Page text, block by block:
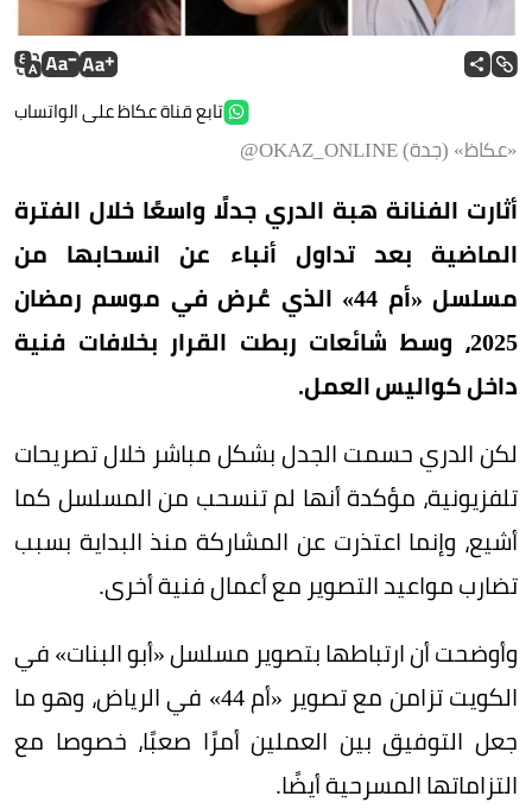
تابع قناة عكاظ على الواتساب
«عكاظ» (جدة) OKAZ_ONLINE@
أثارت الفنانة هبة الدري جدلًا واسعًا خلال الفترة
الماضية بعد تداول أنباء عن انسحابها من
مسلسل «أم 44» الذي عُرض في موسم رمضان
2025، وسط شائعات ربطت القرار بخلافات فنية
داخل كواليس العمل.
لكن الدري حسمت الجدل بشكل مباشر خلال تصريحات
تلفزيونية، مؤكدة أنها لم تنسحب من المسلسل كما
أشيع، وإنما اعتذرت عن المشاركة منذ البداية بسبب
تضارب مواعيد التصوير مع أعمال فنية أخرى.
وأوضحت أن ارتباطها بتصوير مسلسل «أبو البنات» في
الكويت تزامن مع تصوير «أم 44» في الرياض، وهو ما
جعل التوفيق بين العملين أمرًا صعبًا، خصوصا مع
التزاماتها المسرحية أيضًا.